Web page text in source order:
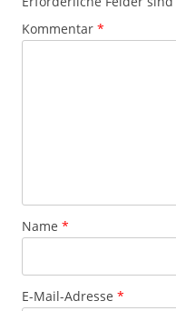
Kommentar *
Name *
E-Mail-Adresse *